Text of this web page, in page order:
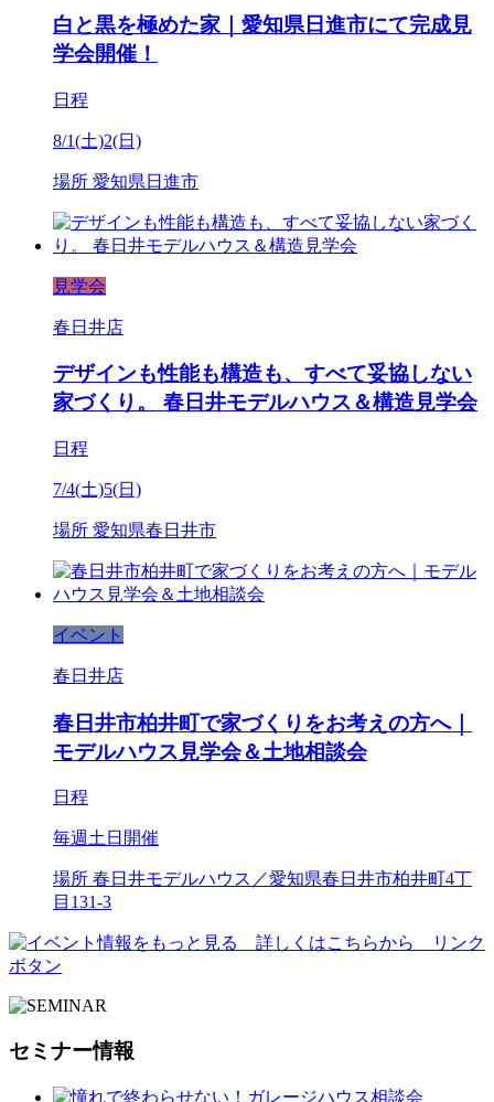
白と黒を極めた家｜愛知県日進市にて完成見
学会開催！
日程
8/1(土)2(日)
場所 愛知県日進市
見学会
春日井店
デザインも性能も構造も、すべて妥協しない
家づくり。 春日井モデルハウス＆構造見学会
日程
7/4(土)5(日)
場所 愛知県春日井市
イベント
春日井店
春日井市柏井町で家づくりをお考えの方へ｜
モデルハウス見学会＆土地相談会
日程
毎週土日開催
場所 春日井モデルハウス／愛知県春日井市柏井町4丁
目131-3
セミナー情報